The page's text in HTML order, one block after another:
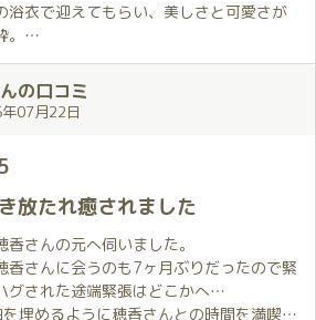
てみたいという気持ちもあるのですが、
にすっかり身を委ねてしまい気付けば
る。
いる自分がいて、ただ穂香さんの隣に
心感に包まれるのです。
本格的な食事を一緒に楽しむ事も出来ま
肩が軽く触れる距離で食べながらの会
長く付き合っている恋人との何気ない
ても、こうして隣で同じごはんを食べて
にとっては何より特別なのかもしれま
らい至福の時間でした✨
してもらったなぁ☺️
てもらって、そしてスッキリ🎉
祝いなのに、僕がお祝いされたみたい
れました🎉
しは最高のおもてなし✨✨
ただきます✨😌✨
装はどれも魅力的なのですが、その中で
す。
衣装になっていたので誕生月には再度リ
えていました。
もリクエスト出来るということでお願
雰囲気の浴衣が良く合っていて、笑顔で
とても可愛かった…
を渡した後は心待ちにしていた浴衣姿
えて、ちょっとした契機に新たな楽しみ
。穂香さんも快く応じてくれて、これ
浴衣で迎えてもらい、美しさと可愛さが
やかな会話や個別に準備して聴かせてく
クボディでの丁寧なサービスで底なし
。
優しくそっと癒しを与えてくれる穂香さ
てくれるような揺るぎない安心感を与え
ネス、雰囲気（SQSA）が整う最高級の
段以上の価値をいただけるような気が
もに幸福感を得たい方にお勧めしたい
の口コミ
07月22日
5
放たれ癒されました
さんの元へ伺いました。
香さんに会うのも7ヶ月ぶりだったので緊
グされた途端緊張はどこかへ…
埋めるように穂香さんとの時間を満喫